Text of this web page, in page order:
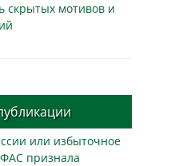
скрытых мотивов и
или избыточное
признала